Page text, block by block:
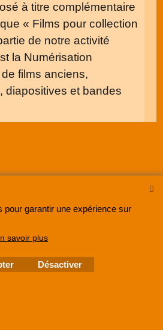
à titre complémentaire
« Films pour collection
de notre activité
la Numérisation
films anciens,
diapositives et bandes
numéro48285533500030 RCS Lille
pour garantir une expérience sur
savoir plus
Désactiver